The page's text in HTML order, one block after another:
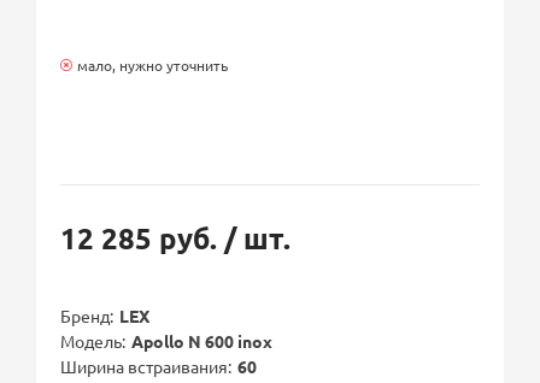
мало, нужно уточнить
12 285 руб. / шт.
Бренд LEX
Модель Apollo N 600 inox
Ширина встраивания 60